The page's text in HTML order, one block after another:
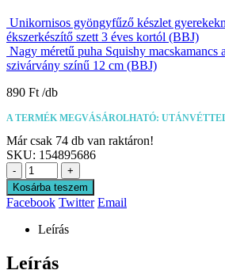
Unikornisos gyöngyfűző készlet
ékszerkészítő szett 3 éves kortól (BBJ)
Nagy méretű puha Squishy macskamancs
szivárvány színű 12 cm (BBJ)
890 Ft
A TERMÉK MEGVÁSÁROLHATÓ:
Már csak 74 db van raktáron!
SKU: 154895686
-
+
Kosárba teszem
Facebook Twitter Email
Leírás
Leírás